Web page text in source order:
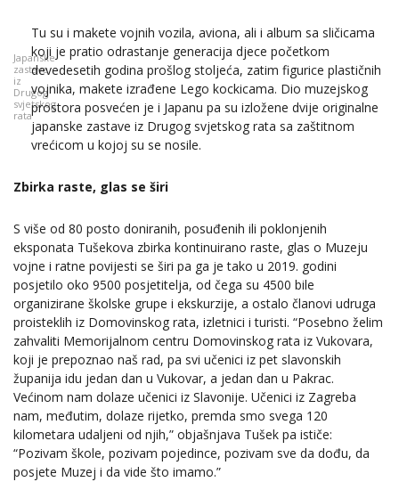
Japanske
zastave
iz
Drugog
svjetskog
rata
Tu su i makete vojnih vozila, aviona, ali i album sa sličicama
koji je pratio odrastanje generacija djece početkom
devedesetih godina prošlog stoljeća, zatim figurice plastičnih
vojnika, makete izrađene Lego kockicama. Dio muzejskog
prostora posvećen je i Japanu pa su izložene dvije originalne
japanske zastave iz Drugog svjetskog rata sa zaštitnom
vrećicom u kojoj su se nosile.
Zbirka raste, glas se širi
S više od 80 posto doniranih, posuđenih ili poklonjenih
eksponata Tušekova zbirka kontinuirano raste, glas o Muzeju
vojne i ratne povijesti se širi pa ga je tako u 2019. godini
posjetilo oko 9500 posjetitelja, od čega su 4500 bile
organizirane školske grupe i ekskurzije, a ostalo članovi udruga
proisteklih iz Domovinskog rata, izletnici i turisti. “Posebno želim
zahvaliti Memorijalnom centru Domovinskog rata iz Vukovara,
koji je prepoznao naš rad, pa svi učenici iz pet slavonskih
županija idu jedan dan u Vukovar, a jedan dan u Pakrac.
Većinom nam dolaze učenici iz Slavonije. Učenici iz Zagreba
nam, međutim, dolaze rijetko, premda smo svega 120
kilometara udaljeni od njih,” objašnjava Tušek pa ističe:
“Pozivam škole, pozivam pojedince, pozivam sve da dođu, da
posjete Muzej i da vide što imamo.”